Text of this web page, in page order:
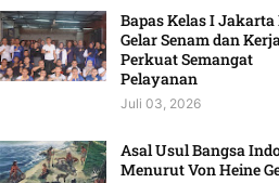
Bapas Kelas I Jakarta
Gelar Senam dan
Perkuat Semangat
Pelayanan
Juli 03, 2026
Asal Usul Bangsa
Menurut Von Heine